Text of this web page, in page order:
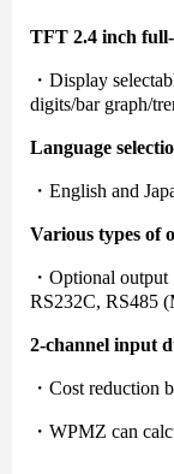
TFT 2.4 inch
・Display
digits/bar graph/
Language
・English and
Various types of
・Optional
RS232C, RS485
2-channel input
・Cost reduction
・WPMZ can